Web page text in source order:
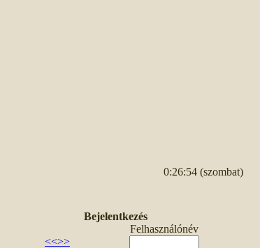
0:26:54 (szombat)
<<>>
Bejelentkezés
Felhasználónév